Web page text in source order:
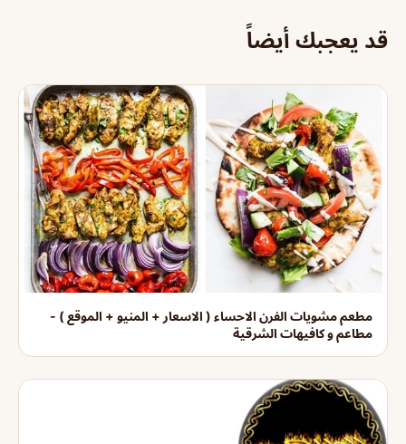
قد يعجبك أيضاً
مطعم مشويات الفرن الاحساء ( الاسعار + المنيو + الموقع ) -
مطاعم و كافيهات الشرقية